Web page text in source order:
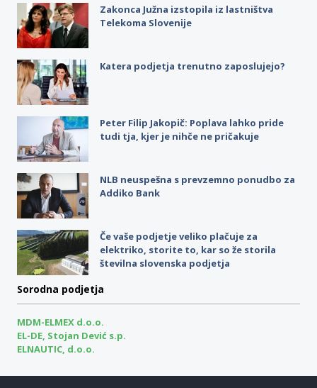
Zakonca Južna izstopila iz lastništva
Telekoma Slovenije
Katera podjetja trenutno zaposlujejo?
Peter Filip Jakopič: Poplava lahko pride
tudi tja, kjer je nihče ne pričakuje
NLB neuspešna s prevzemno ponudbo za
Addiko Bank
Če vaše podjetje veliko plačuje za
elektriko, storite to, kar so že storila
številna slovenska podjetja
Sorodna podjetja
MDM-ELMEX d.o.o.
EL-DE, Stojan Dević s.p.
ELNAUTIC, d.o.o.